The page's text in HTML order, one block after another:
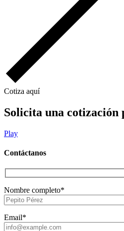
Cotiza aquí
Solicita una cotización
Play
Contáctanos
Nombre completo*
Email*